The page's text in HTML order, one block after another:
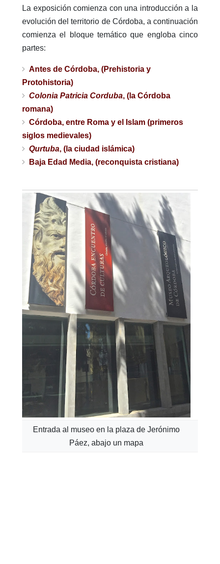
La exposición comienza con una introducción a la
evolución del territorio de Córdoba, a continuación
comienza el bloque temático que engloba cinco
partes:
Antes de Córdoba, (Prehistoria y
Protohistoria)
Colonia Patricia Corduba, (la Córdoba
romana)
Córdoba, entre Roma y el Islam (primeros
siglos medievales)
Qurtuba, (la ciudad islámica)
Baja Edad Media, (reconquista cristiana)
Entrada al museo en la plaza de Jerónimo
Páez, abajo un mapa